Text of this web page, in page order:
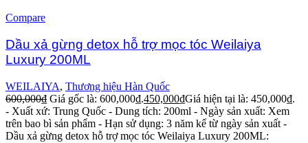
Compare
Dầu xả gừng detox hỗ trợ mọc tóc Weilaiya
Luxury 200ML
WEILAIYA, Thương hiệu Hàn Quốc
600,000₫ Giá gốc là: 600,000₫.450,000₫Giá hiện tại là: 450,000₫.
- Xuất xứ: Trung Quốc - Dung tích: 200ml - Ngày sản xuất: Xem
trên bao bì sản phẩm - Hạn sử dụng: 3 năm kể từ ngày sản xuất -
Dầu xả gừng detox hỗ trợ mọc tóc Weilaiya Luxury 200ML: